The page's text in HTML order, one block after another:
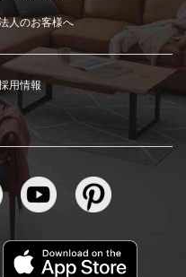
人のお客様へ
用情報